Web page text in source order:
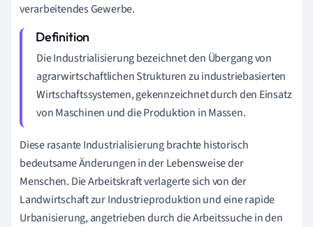
verarbeitendes Gewerbe.
Die Industrialisierung bezeichnet den Übergang von
agrarwirtschaftlichen Strukturen zu industriebasierten
Wirtschaftssystemen, gekennzeichnet durch den Einsatz
von Maschinen und die Produktion in Massen.
Diese rasante Industrialisierung brachte historisch
bedeutsame Änderungen in der Lebensweise der
Menschen. Die Arbeitskraft verlagerte sich von der
Landwirtschaft zur Industrieproduktion und eine rapide
Urbanisierung, angetrieben durch die Arbeitssuche in den